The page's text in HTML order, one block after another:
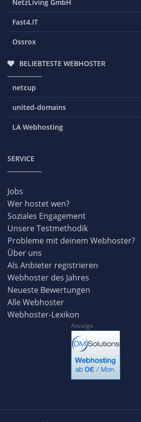
NetzLiving GmbH
Fast4.IT
Ossrox
BELIEBTESTE WEBHOSTER
netcup
united-domains
LA Webhosting
SERVICE
Jobs
Wer hostet wen?
Soziales Engagement
Unsere Testmethodik
Probleme mit deinem Webhoster?
Über uns
Als Anbieter registrieren
Webhoster des Jahres
Neueste Bewertungen
Alle Webhoster
Webhoster-Lexikon
Anzeige